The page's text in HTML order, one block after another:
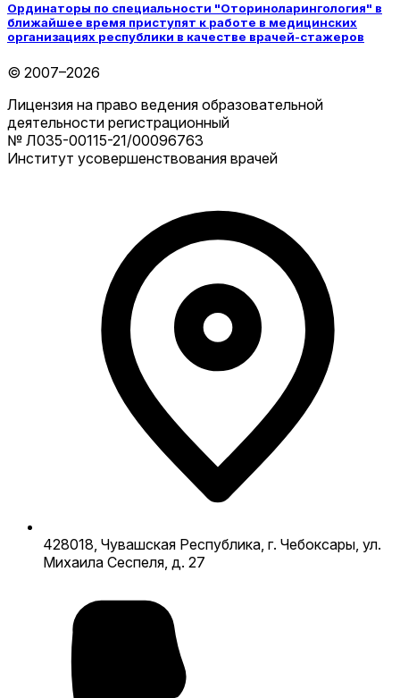
Ординаторы по специальности "Оториноларингология" в
ближайшее время приступят к работе в медицинских
организациях республики в качестве врачей-стажеров
© 2007–2026
Лицензия на право ведения образовательной
деятельности регистрационный
№ Л035-00115-21/00096763
Институт усовершенствования врачей
428018, Чувашская Республика, г. Чебоксары, ул.
Михаила Сеспеля, д. 27